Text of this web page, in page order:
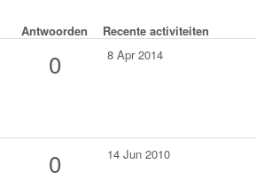
Antwoorden Recente activiteiten
0 8 Apr 2014
0 14 Jun 2010